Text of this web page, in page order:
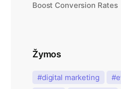
Boost Conversion Rates
Žymos
digital marketing